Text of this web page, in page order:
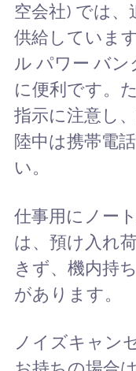
空会社) では、
供給していま
ル パワー バ
に便利です。
指示に注意し
陸中は携帯電
い。
仕事用にノー
は、預け入れ
きず、機内持
があります。
ノイズキャン